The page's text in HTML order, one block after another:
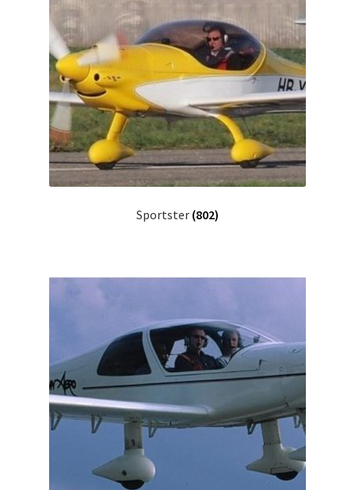
Sportster (802)